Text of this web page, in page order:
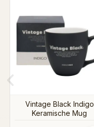
Carbide 1